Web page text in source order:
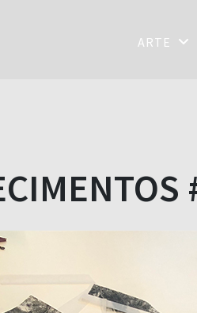
ARTE